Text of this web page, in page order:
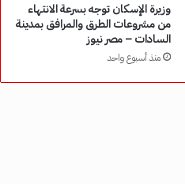
وزيرة الإسكان توجه بسرعة الانتهاء
من مشروعات الطرق والمرافق بمدينة
السادات – مصر نيوز
منذ أسبوع واحد